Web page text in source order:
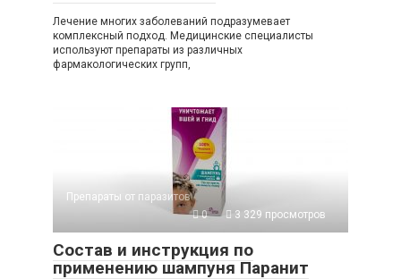
Лечение многих заболеваний подразумевает
комплексный подход. Медицинские специалисты
используют препараты из различных
фармакологических групп,
Препараты от паразитов
0
3 329 просмотров
Состав и инструкция по
применению шампуня Паранит